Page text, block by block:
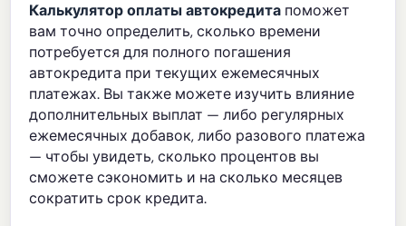
Калькулятор оплаты автокредита поможет
вам точно определить, сколько времени
потребуется для полного погашения
автокредита при текущих ежемесячных
платежах. Вы также можете изучить влияние
дополнительных выплат — либо регулярных
ежемесячных добавок, либо разового платежа
— чтобы увидеть, сколько процентов вы
сможете сэкономить и на сколько месяцев
сократить срок кредита.